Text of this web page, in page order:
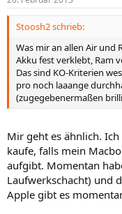
Stoosh2 schrieb:
Was mir an allen Air und
Akku fest verklebt, Ram
Das sind KO-Kriterien
pro noch laaange
(zugegebenermaßen
Mir geht es ähnlich.
kaufe, falls mein
aufgibt. Momentan
Laufwerkschacht) und
Apple gibt es